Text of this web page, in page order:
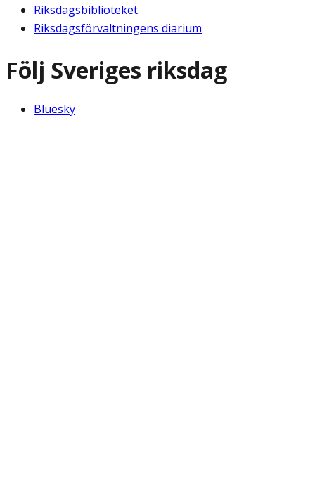
Riksdagsbiblioteket
Riksdagsförvaltningens diarium
Följ Sveriges riksdag
Bluesky